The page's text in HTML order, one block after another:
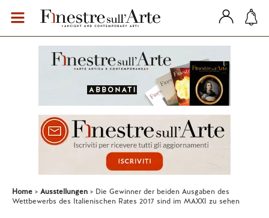
Home Ausstellungen
Die Gewinner der beiden Ausgaben des
Wettbewerbs des Italienischen Rates 2017 sind im MAXXI zu sehen